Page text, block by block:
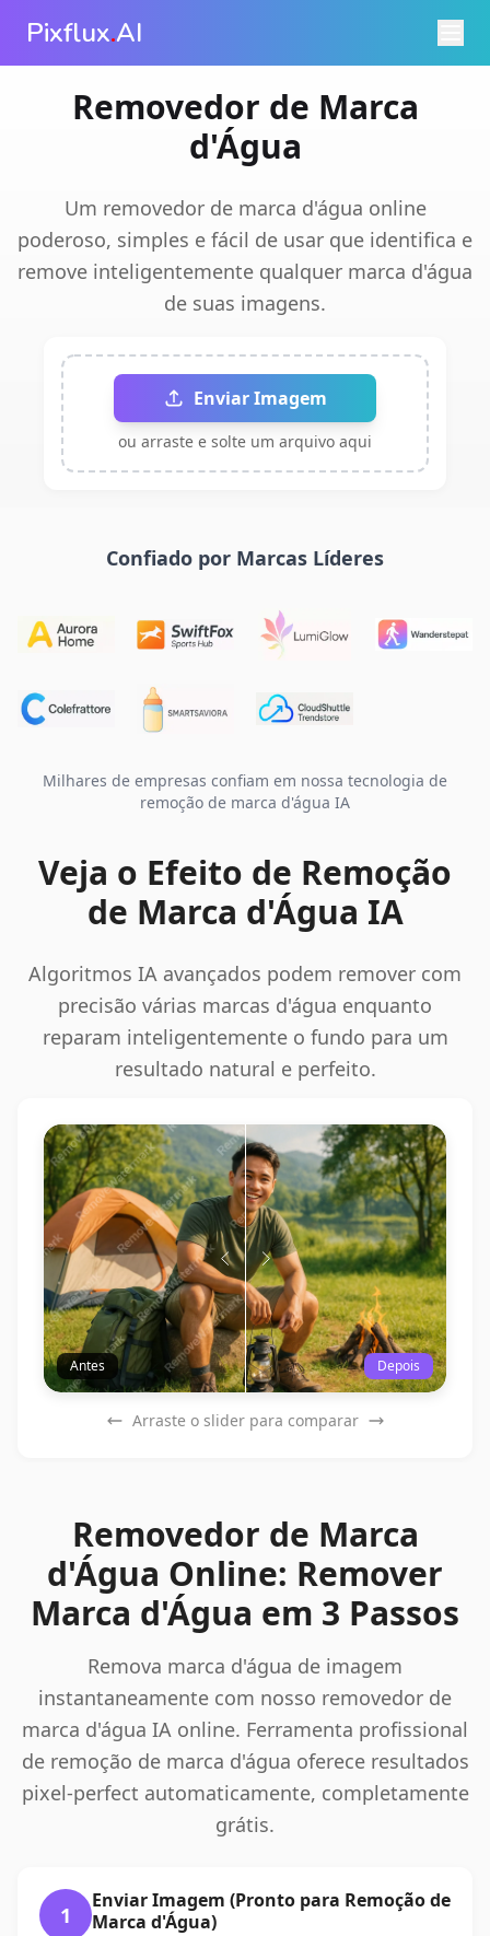
Pixflux.AI
Removedor de Marca
d'Água
Um removedor de marca d'água online
poderoso, simples e fácil de usar que identifica e
remove inteligentemente qualquer marca d'água
de suas imagens.
Enviar Imagem
ou arraste e solte um arquivo aqui
Confiado por Marcas Líderes
Milhares de empresas confiam em nossa tecnologia de
remoção de marca d'água IA
Veja o Efeito de Remoção
de Marca d'Água IA
Algoritmos IA avançados podem remover com
precisão várias marcas d'água enquanto
reparam inteligentemente o fundo para um
resultado natural e perfeito.
Antes Depois
Arraste o slider para comparar
Removedor de Marca
d'Água Online: Remover
Marca d'Água em 3 Passos
Remova marca d'água de imagem
instantaneamente com nosso removedor de
marca d'água IA online. Ferramenta profissional
de remoção de marca d'água oferece resultados
pixel-perfect automaticamente, completamente
grátis.
1
Enviar Imagem (Pronto para Remoção de
Marca d'Água)